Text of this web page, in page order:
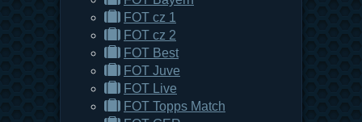
FOT cz 1
FOT cz 2
FOT Best
FOT Juve
FOT Live
FOT Topps Match